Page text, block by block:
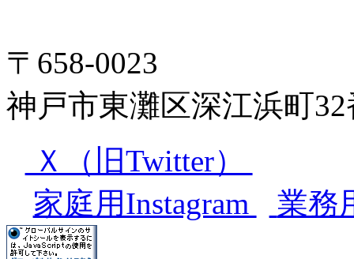
〒658-0023
神戸市東灘区深江浜町32
Ｘ（旧Twitter）
家庭用Instagram
業務